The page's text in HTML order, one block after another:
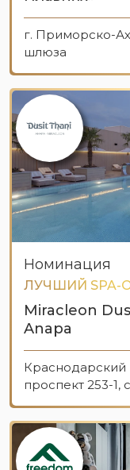
г. Приморско-
шлюза
Номинация
ЛУЧШИЙ SPA-
Miracleon
Anapa
Краснодарский
проспект 253-1,